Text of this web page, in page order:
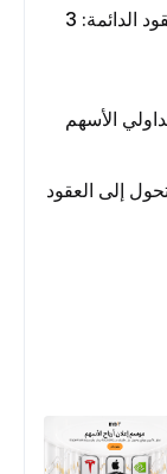
xStocks مقابل عقود الفروقات مقابل العقود الدائمة: 3
الأسهم
إلى العقود